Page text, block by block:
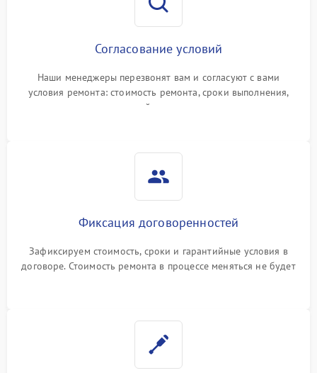
Согласование условий
Наши менеджеры перезвонят вам и согласуют с вами
условия ремонта: стоимость ремонта, сроки выполнения,
гарантийные условия
Фиксация договоренностей
Зафиксируем стоимость, сроки и гарантийные условия в
договоре. Стоимость ремонта в процессе меняться не будет